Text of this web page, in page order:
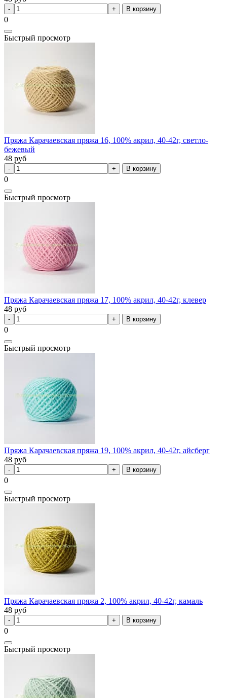
В корзину
0
Быстрый просмотр
Пряжа Карачаевская пряжа 16, 100% акрил, 40-42г, светло-
бежевый
48 руб
В корзину
0
Быстрый просмотр
Пряжа Карачаевская пряжа 17, 100% акрил, 40-42г, клевер
48 руб
В корзину
0
Быстрый просмотр
Пряжа Карачаевская пряжа 19, 100% акрил, 40-42г, айсберг
48 руб
В корзину
0
Быстрый просмотр
Пряжа Карачаевская пряжа 2, 100% акрил, 40-42г, камаль
48 руб
В корзину
0
Быстрый просмотр